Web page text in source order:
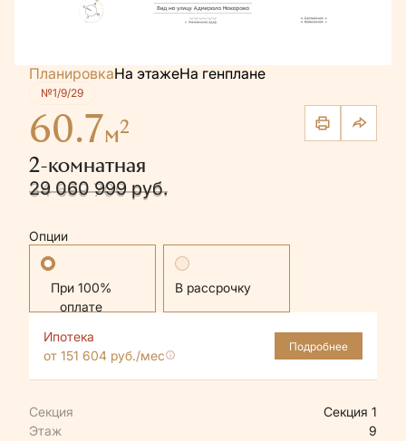
ПланировкаНа этажеНа генплане
№1/9/29
60.7м2
2-комнатная
34 699 700 руб.
29 060 999 руб.
Опции
Стандартная В рассрочку
Ипотека
от 151 604 руб./мес
Подробнее
Секция
Секция 1
Этаж
9